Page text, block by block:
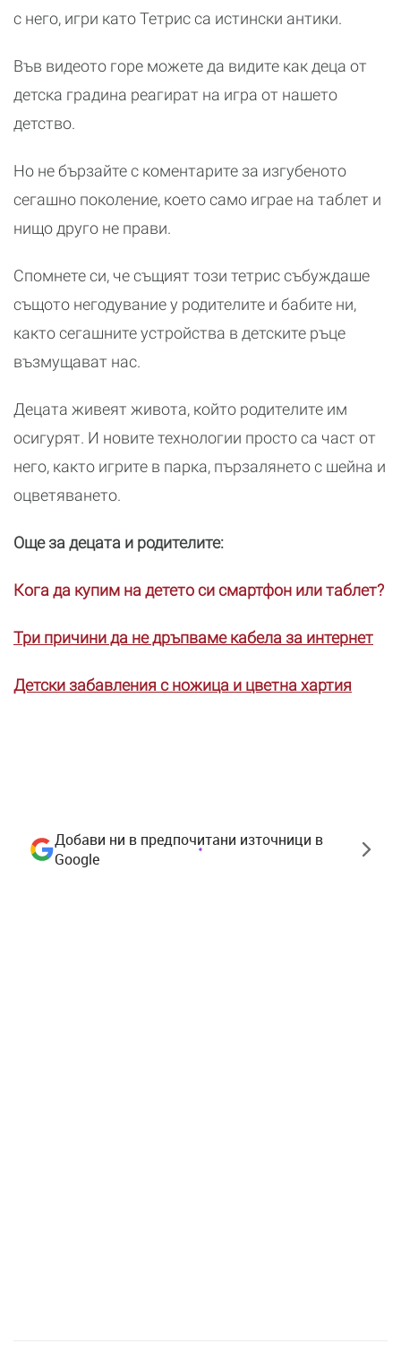
с него, игри като Тетрис са истински антики.
Във видеото горе можете да видите как деца от
детска градина реагират на игра от нашето
детство.
Но не бързайте с коментарите за изгубеното
сегашно поколение, което само играе на таблет и
нищо друго не прави.
Спомнете си, че същият този тетрис събуждаше
същото негодувание у родителите и бабите ни,
както сегашните устройства в детските ръце
възмущават нас.
Децата живеят живота, който родителите им
осигурят. И новите технологии просто са част от
него, както игрите в парка, пързалянето с шейна и
оцветяването.
Още за децата и родителите:
Кога да купим на детето си смартфон или таблет?
Три причини да не дръпваме кабела за интернет
Детски забавления с ножица и цветна хартия
Добави ни в предпочитани източници в
Google